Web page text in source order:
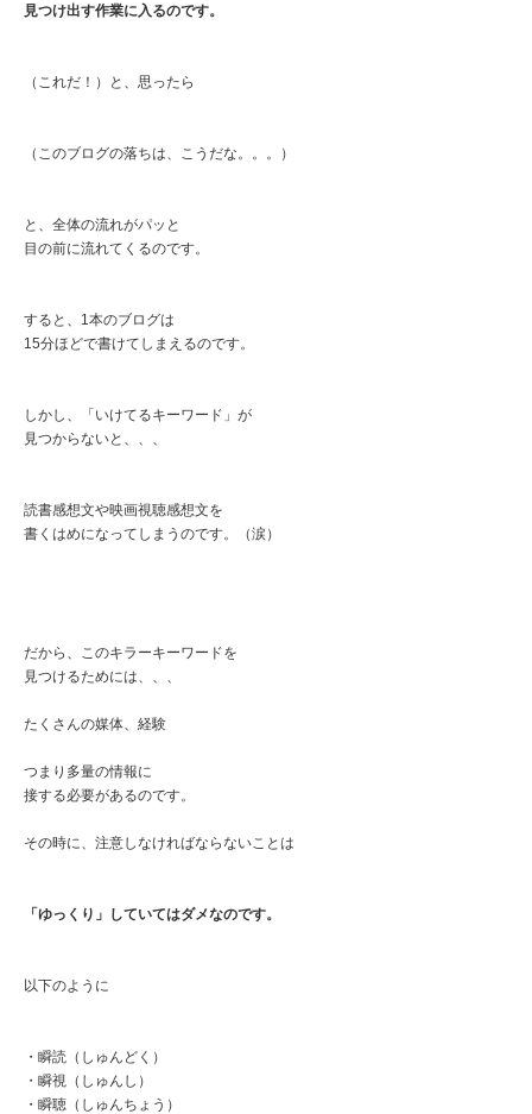
見つけ出す作業に入るのです。
（これだ！）と、思ったら
（このブログの落ちは、こうだな。。。）
と、全体の流れがパッと
目の前に流れてくるのです。
すると、1本のブログは
15分ほどで書けてしまえるのです。
しかし、「いけてるキーワード」が
見つからないと、、、
読書感想文や映画視聴感想文を
書くはめになってしまうのです。（涙）
だから、このキラーキーワードを
見つけるためには、、、
たくさんの媒体、経験
つまり多量の情報に
接する必要があるのです。
その時に、注意しなければならないことは
「ゆっくり」していてはダメなのです。
以下のように
・瞬読（しゅんどく）
・瞬視（しゅんし）
・瞬聴（しゅんちょう）